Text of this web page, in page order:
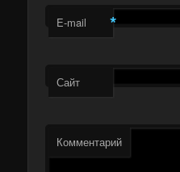
E-mail *
Сайт
Комментарий